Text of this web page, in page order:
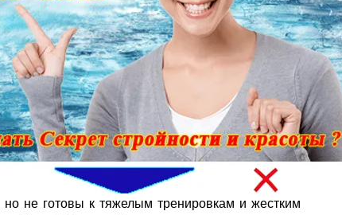
но не готовы к тяжелым тренировкам и жестким